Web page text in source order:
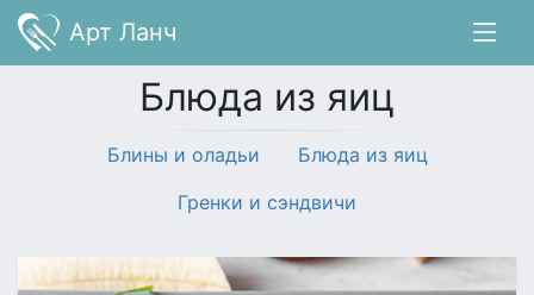
Арт Ланч
Блюда из яиц
Блины и оладьи
Блюда из яиц
Гренки и сэндвичи